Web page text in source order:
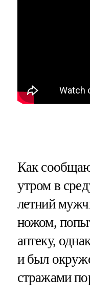
Как
утром в
летний
ножом,
аптеку,
и был
стражами